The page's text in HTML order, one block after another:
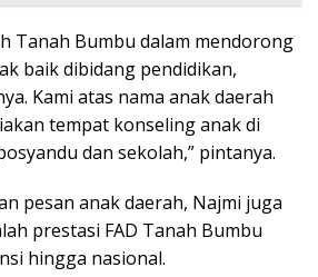
Tanah Bumbu dalam mendorong
baik dibidang pendidikan,
Kami atas nama anak daerah
tempat konseling anak di
dan sekolah,” pintanya.
pesan anak daerah, Najmi juga
prestasi FAD Tanah Bumbu
hingga nasional.